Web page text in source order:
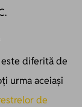
diferită de
urma aceiași
de